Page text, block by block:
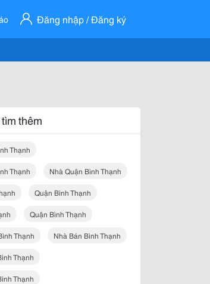
Đăng nhập / Đăng ký
thêm
Thạnh
Thạnh Nhà Quận Bình Thạnh
Quận Bình Thạnh
Quận Bình Thạnh
Thạnh Nhà Bán Bình Thạnh
Thạnh
Thạnh